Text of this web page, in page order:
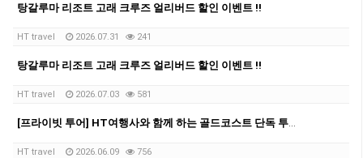
탕갈루마 리조트 고래 크루즈 얼리버드 할인 이벤트 !!
HT travel 2026.07.31 241
탕갈루마 리조트 고래 크루즈 얼리버드 할인 이벤트 !!
HT travel 2026.07.03 581
HT travel 2026.06.09 756